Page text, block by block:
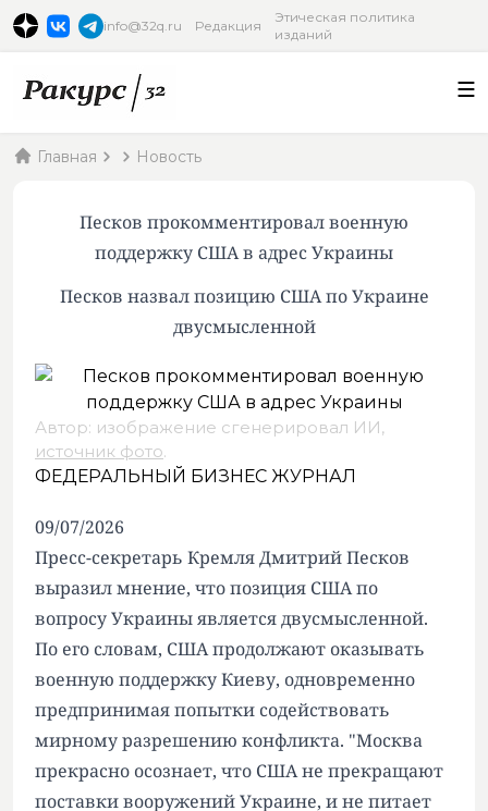
info@32q.ru Редакция
Этическая политика
изданий
Главная Новость
Песков прокомментировал военную
поддержку США в адрес Украины
Песков назвал позицию США по Украине
двусмысленной
Автор: изображение сгенерировал ИИ,
источник фото.
ФЕДЕРАЛЬНЫЙ БИЗНЕС ЖУРНАЛ
09/07/2026
Пресс-секретарь Кремля Дмитрий Песков
выразил мнение, что позиция США по
вопросу Украины является двусмысленной.
По его словам, США продолжают оказывать
военную поддержку Киеву, одновременно
предпринимая попытки содействовать
мирному разрешению конфликта. "Москва
прекрасно осознает, что США не прекращают
поставки вооружений Украине, и не питает